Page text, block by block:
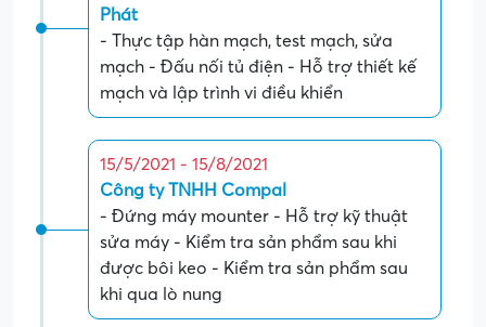
Phát
- Thực tập hàn mạch, test mạch, sửa
mạch - Đấu nối tủ điện - Hỗ trợ thiết kế
mạch và lập trình vi điều khiển
15/5/2021 - 15/8/2021
Công ty TNHH Compal
- Đứng máy mounter - Hỗ trợ kỹ thuật
sửa máy - Kiểm tra sản phẩm sau khi
được bôi keo - Kiểm tra sản phẩm sau
khi qua lò nung